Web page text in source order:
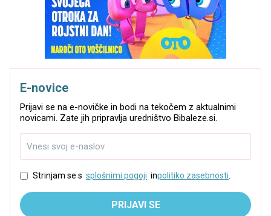
E-novice
Prijavi se na e-novičke in bodi na tekočem z aktualnimi
novicami. Zate jih pripravlja uredništvo Bibaleze.si.
Strinjam se s splošnimi pogoji inpolitiko zasebnosti
PRIJAVI SE